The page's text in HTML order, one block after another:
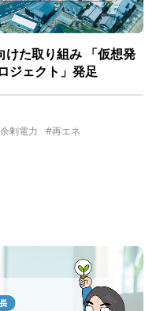
けた取り組み 「仮想発
ジェクト」発足
剰電力
#再エネ